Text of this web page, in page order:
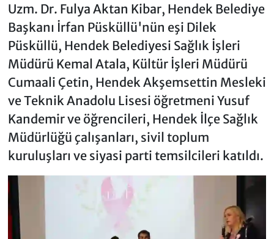
Uzm. Dr. Fulya Aktan Kibar, Hendek Belediye
Başkanı İrfan Püsküllü'nün eşi Dilek
Püsküllü, Hendek Belediyesi Sağlık İşleri
Müdürü Kemal Atala, Kültür İşleri Müdürü
Cumaali Çetin, Hendek Akşemsettin Mesleki
ve Teknik Anadolu Lisesi öğretmeni Yusuf
Kandemir ve öğrencileri, Hendek İlçe Sağlık
Müdürlüğü çalışanları, sivil toplum
kuruluşları ve siyasi parti temsilcileri katıldı.